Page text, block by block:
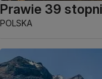
Prawie 39
POLSKA